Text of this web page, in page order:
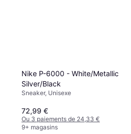
Nike P-6000 - White/Metallic
Silver/Black
Sneaker, Unisexe
72,99 €
Ou 3 paiements de 24,33 €
9+ magasins